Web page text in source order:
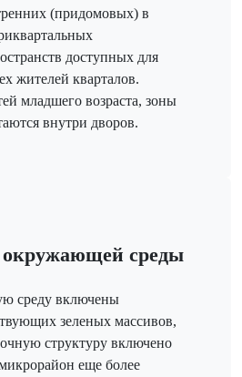
(придомовых) в
доступных для
жителей кварталов.
младшего возраста, зоны
внутри дворов.
окружающей среды
среду включены
зеленых массивов,
структуру включено
еще более